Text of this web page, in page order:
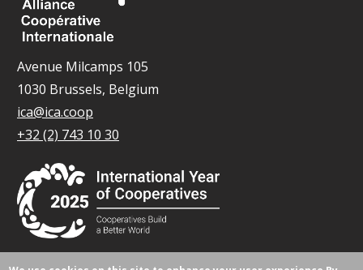
Avenue Milcamps 105
1030 Brussels, Belgium
ica@ica.coop
+32 (2) 743 10 30